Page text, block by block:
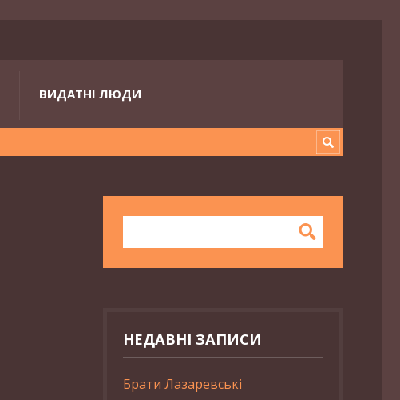
ВИДАТНІ ЛЮДИ
НЕДАВНІ ЗАПИСИ
Брати Лазаревські